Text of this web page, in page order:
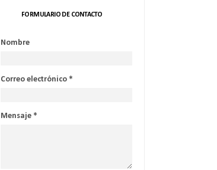
FORMULARIO DE CONTACTO
Nombre
Correo electrónico *
Mensaje *